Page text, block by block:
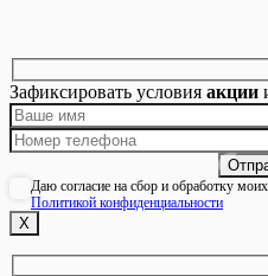
Зафиксировать условия акции
Даю согласие на сбор и обработку моих
Политикой конфиденциальности
Х